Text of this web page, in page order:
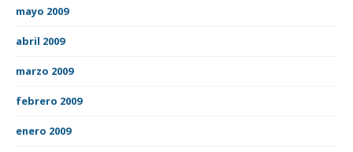
mayo 2009
abril 2009
marzo 2009
febrero 2009
enero 2009